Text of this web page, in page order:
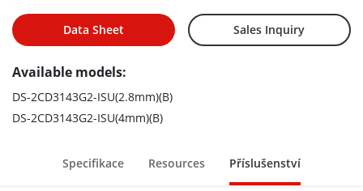
Built-in arrayed dual-microphone for real-time high quality
audio security
Water and dust resistant (IP67) and vandal-resistant (IK10)
Data Sheet Sales Inquiry
Available models:
DS-2CD3143G2-ISU(2.8mm)(B)
DS-2CD3143G2-ISU(4mm)(B)
Specifikace Resources Příslušenství